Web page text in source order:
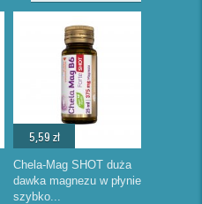
5,59 zł
Chela-Mag SHOT duża
dawka magnezu w płynie
szybko...